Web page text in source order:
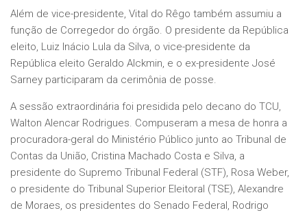
Além de vice-presidente, Vital do Rêgo também assumiu a
função de Corregedor do órgão. O presidente da República
eleito, Luiz Inácio Lula da Silva, o vice-presidente da
República eleito Geraldo Alckmin, e o ex-presidente José
Sarney participaram da cerimônia de posse.
A sessão extraordinária foi presidida pelo decano do TCU,
Walton Alencar Rodrigues. Compuseram a mesa de honra a
procuradora-geral do Ministério Público junto ao Tribunal de
Contas da União, Cristina Machado Costa e Silva, a
presidente do Supremo Tribunal Federal (STF), Rosa Weber,
o presidente do Tribunal Superior Eleitoral (TSE), Alexandre
de Moraes, os presidentes do Senado Federal, Rodrigo